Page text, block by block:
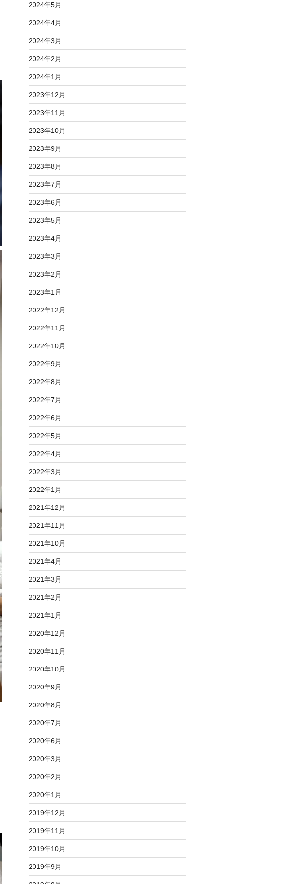
2024年5月
2024年4月
2024年3月
2024年2月
2024年1月
2023年12月
2023年11月
2023年10月
2023年9月
2023年8月
2023年7月
2023年6月
2023年5月
2023年4月
2023年3月
2023年2月
2023年1月
2022年12月
2022年11月
2022年10月
2022年9月
2022年8月
2022年7月
2022年6月
2022年5月
2022年4月
2022年3月
2022年1月
2021年12月
2021年11月
2021年10月
2021年4月
2021年3月
2021年2月
2021年1月
2020年12月
2020年11月
2020年10月
2020年9月
2020年8月
2020年7月
2020年6月
2020年3月
2020年2月
2020年1月
2019年12月
2019年11月
2019年10月
2019年9月